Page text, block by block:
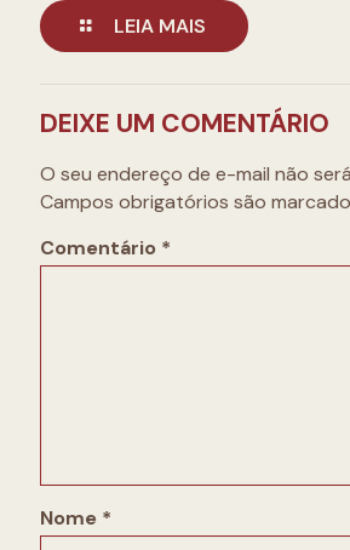
LEIA MAIS
DEIXE UM COMENTÁRIO
O seu endereço de e-mail não
Campos obrigatórios são
Comentário *
Nome *